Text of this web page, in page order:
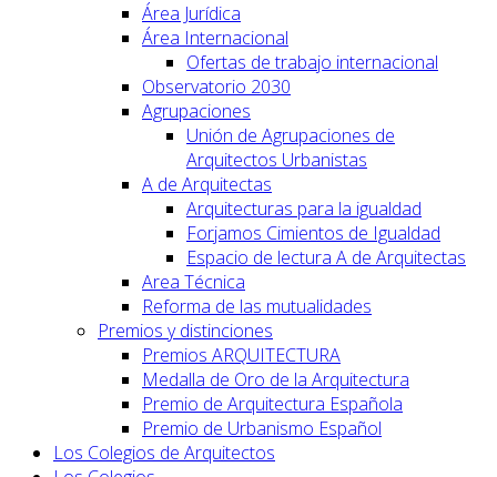
Área Jurídica
Área Internacional
Ofertas de trabajo internacional
Observatorio 2030
Agrupaciones
Unión de Agrupaciones de
Arquitectos Urbanistas
A de Arquitectas
Arquitecturas para la igualdad
Forjamos Cimientos de Igualdad
Espacio de lectura A de Arquitectas
Area Técnica
Reforma de las mutualidades
Premios y distinciones
Premios ARQUITECTURA
Medalla de Oro de la Arquitectura
Premio de Arquitectura Española
Premio de Urbanismo Español
Los Colegios de Arquitectos